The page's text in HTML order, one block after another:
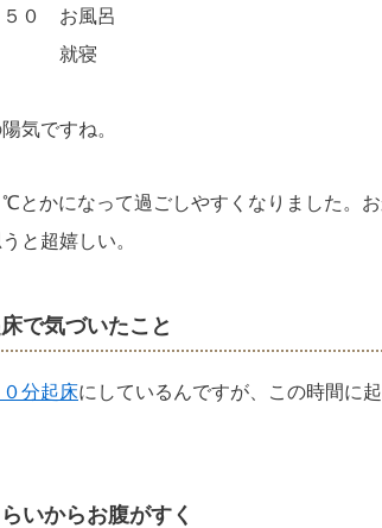
５０ お風呂
就寝
気ですね。
とかになって過ごしやすくなりました。
と超嬉しい。
で気づいたこと
分起床にしているんですが、この時間に
いからお腹がすく